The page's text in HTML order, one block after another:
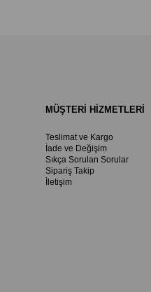
MÜŞTERİ HİZMETLERİ
Teslimat ve Kargo
İade ve Değişim
Sıkça Sorulan Sorular
Sipariş Takip
İletişim